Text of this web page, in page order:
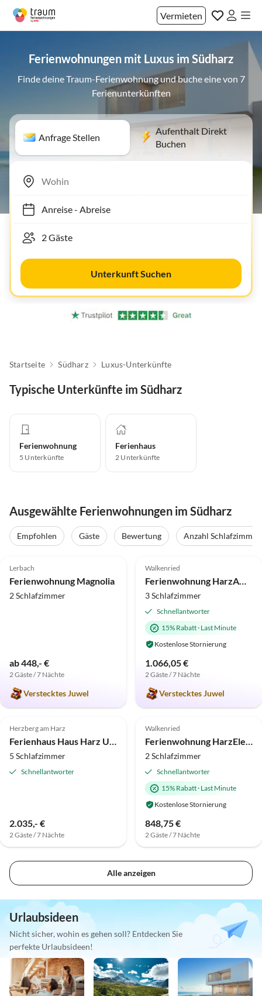
Vermieten
Ferienwohnungen mit Luxus im Südharz
Finde deine Traum-Ferienwohnung und buche eine von 7
Ferienunterkünften
Anfrage Stellen
Aufenthalt Direkt
Buchen
Anreise- Abreise
Unterkunft Suchen
Startseite Südharz Luxus-Unterkünfte
Typische Unterkünfte im Südharz
Ferienwohnung
5 Unterkünfte
Ferienhaus
2 Unterkünfte
Ausgewählte Ferienwohnungen im Südharz
Empfohlen Gäste Bewertung
Anzahl Schlafzimmer
Lerbach
Ferienwohnung Magnolia
2 Schlafzimmer
ab 448,- €
2 Gäste / 7 Nächte
Verstecktes Juwel
Walkenried
Ferienwohnung HarzAmbiente
3 Schlafzimmer
Schnellantworter
15% Rabatt· Last Minute
Kostenlose Stornierung
1.066,05 €
2 Gäste / 7 Nächte
Verstecktes Juwel
Herzberg am Harz
Ferienhaus Haus Harz Urlaub
5 Schlafzimmer
Schnellantworter
2.035,- €
2 Gäste / 7 Nächte
Walkenried
Ferienwohnung HarzElegance
2 Schlafzimmer
Schnellantworter
15% Rabatt· Last Minute
Kostenlose Stornierung
848,75 €
2 Gäste / 7 Nächte
Alle anzeigen
Urlaubsideen
Nicht sicher, wohin es gehen soll? Entdecken Sie
perfekte Urlaubsideen!